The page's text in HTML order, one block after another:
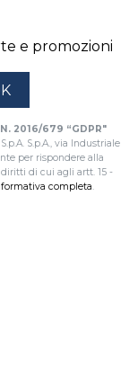
e promozioni
N. 2016/679 “GDPR"
S.p.A., via Industriale
per rispondere alla
di cui agli artt. 15 -
completa.